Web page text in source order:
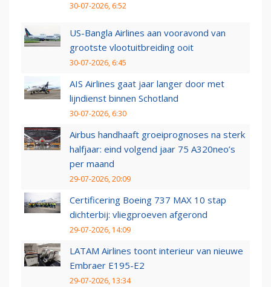
30-07-2026, 6:52
US-Bangla Airlines aan vooravond van
grootste vlootuitbreiding ooit
30-07-2026, 6:45
AIS Airlines gaat jaar langer door met
lijndienst binnen Schotland
30-07-2026, 6:30
Airbus handhaaft groeiprognoses na sterk
halfjaar: eind volgend jaar 75 A320neo’s
per maand
29-07-2026, 20:09
Certificering Boeing 737 MAX 10 stap
dichterbij: vliegproeven afgerond
29-07-2026, 14:09
LATAM Airlines toont interieur van nieuwe
Embraer E195-E2
29-07-2026, 13:34